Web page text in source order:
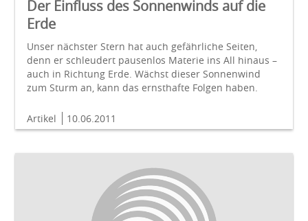
Der Einfluss des Sonnenwinds auf die
Erde
Unser nächster Stern hat auch gefährliche Seiten,
denn er schleudert pausenlos Materie ins All hinaus –
auch in Richtung Erde. Wächst dieser Sonnenwind
zum Sturm an, kann das ernsthafte Folgen haben.
Artikel 10.06.2011